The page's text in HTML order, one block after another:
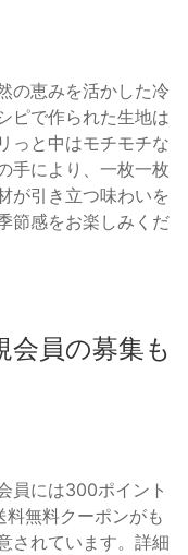
の恵みを活かした冷
ピで作られた生地は
っと中はモチモチな
手により、一枚一枚
が引き立つ味わいを
節感をお楽しみくだ
会員の募集も
員には300ポイント
無料クーポンがも
されています。詳細